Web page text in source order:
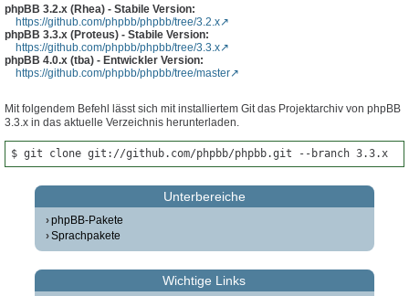
phpBB 3.2.x (Rhea) - Stabile Version:
https://github.com/phpbb/phpbb/tree/3.2.x
phpBB 3.3.x (Proteus) - Stabile Version:
https://github.com/phpbb/phpbb/tree/3.3.x
phpBB 4.0.x (tba) - Entwickler Version:
https://github.com/phpbb/phpbb/tree/master
Mit folgendem Befehl lässt sich mit installiertem Git das Projektarchiv von phpBB
3.3.x in das aktuelle Verzeichnis herunterladen.
$ git clone git://github.com/phpbb/phpbb.git --branch 3.3.x
Unterbereiche
phpBB-Pakete
Sprachpakete
Wichtige Links